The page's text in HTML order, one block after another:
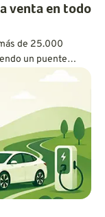
venta en todo
de 25.000
un puente
la compra real de